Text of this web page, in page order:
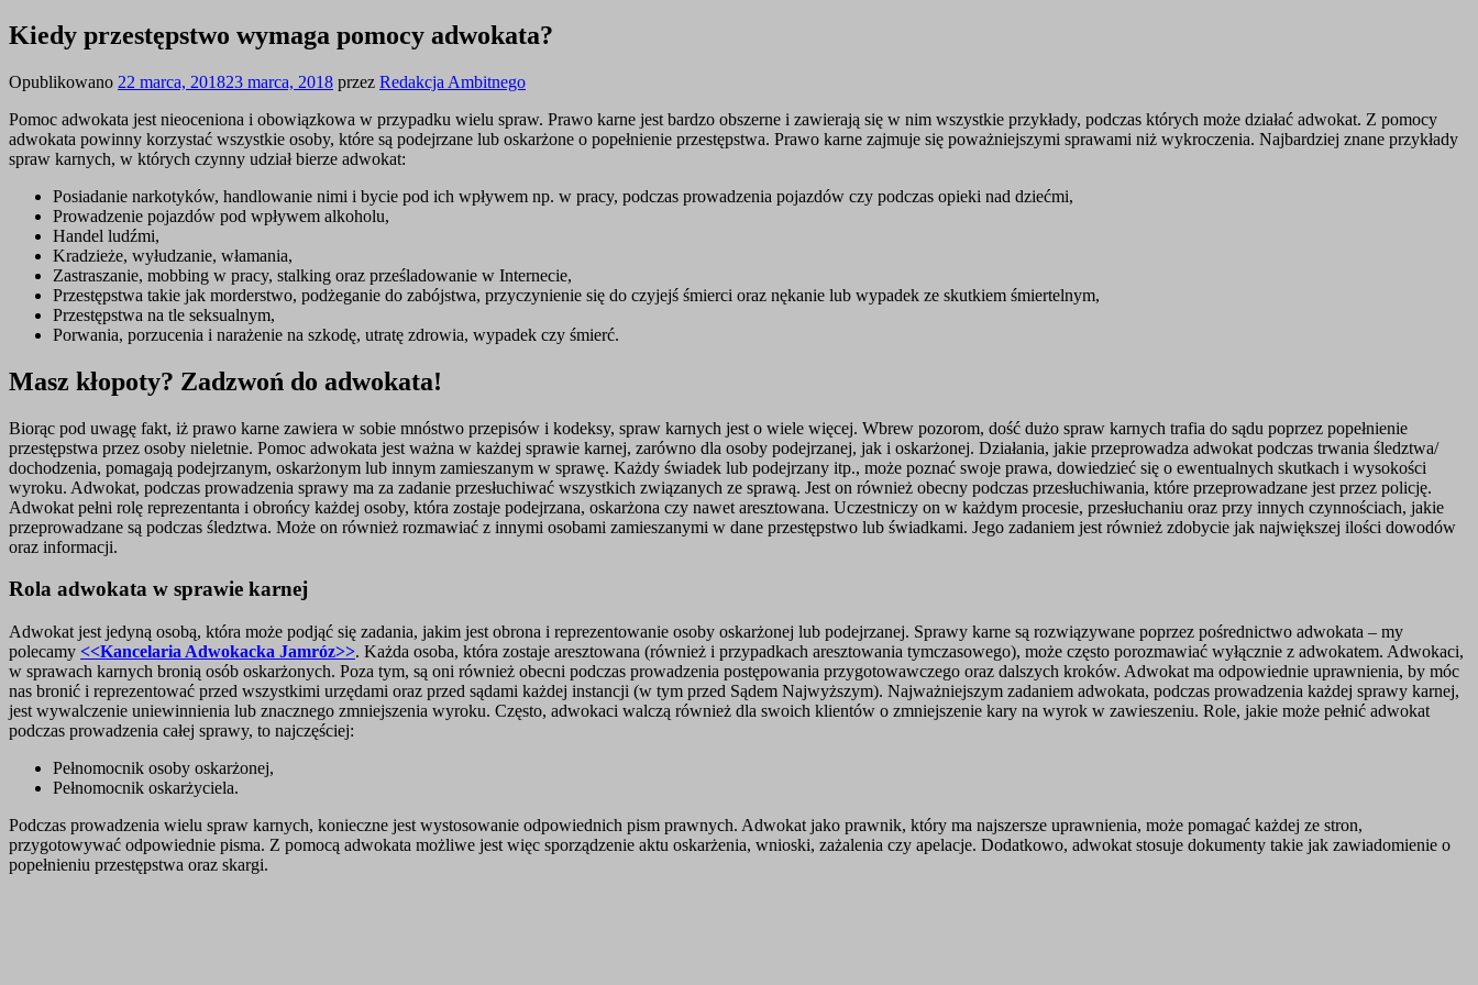
Kiedy przestępstwo wymaga pomocy adwokata?
Opublikowano 22 marca, 201823 marca, 2018 przez Redakcja Ambitnego
Pomoc adwokata jest nieoceniona i obowiązkowa w przypadku wielu spraw. Prawo karne jest bardzo obszerne i zawierają się w nim wszystkie przykłady, podczas których może działać adwokat. Z pomocy
adwokata powinny korzystać wszystkie osoby, które są podejrzane lub oskarżone o popełnienie przestępstwa. Prawo karne zajmuje się poważniejszymi sprawami niż wykroczenia. Najbardziej znane przykłady
spraw karnych, w których czynny udział bierze adwokat:
Posiadanie narkotyków, handlowanie nimi i bycie pod ich wpływem np. w pracy, podczas prowadzenia pojazdów czy podczas opieki nad dziećmi,
Prowadzenie pojazdów pod wpływem alkoholu,
Handel ludźmi,
Kradzieże, wyłudzanie, włamania,
Zastraszanie, mobbing w pracy, stalking oraz prześladowanie w Internecie,
Przestępstwa takie jak morderstwo, podżeganie do zabójstwa, przyczynienie się do czyjejś śmierci oraz nękanie lub wypadek ze skutkiem śmiertelnym,
Przestępstwa na tle seksualnym,
Porwania, porzucenia i narażenie na szkodę, utratę zdrowia, wypadek czy śmierć.
Masz kłopoty? Zadzwoń do adwokata!
Biorąc pod uwagę fakt, iż prawo karne zawiera w sobie mnóstwo przepisów i kodeksy, spraw karnych jest o wiele więcej. Wbrew pozorom, dość dużo spraw karnych trafia do sądu poprzez popełnienie
przestępstwa przez osoby nieletnie. Pomoc adwokata jest ważna w każdej sprawie karnej, zarówno dla osoby podejrzanej, jak i oskarżonej. Działania, jakie przeprowadza adwokat podczas trwania śledztwa/
dochodzenia, pomagają podejrzanym, oskarżonym lub innym zamieszanym w sprawę. Każdy świadek lub podejrzany itp., może poznać swoje prawa, dowiedzieć się o ewentualnych skutkach i wysokości
wyroku. Adwokat, podczas prowadzenia sprawy ma za zadanie przesłuchiwać wszystkich związanych ze sprawą. Jest on również obecny podczas przesłuchiwania, które przeprowadzane jest przez policję.
Adwokat pełni rolę reprezentanta i obrońcy każdej osoby, która zostaje podejrzana, oskarżona czy nawet aresztowana. Uczestniczy on w każdym procesie, przesłuchaniu oraz przy innych czynnościach, jakie
przeprowadzane są podczas śledztwa. Może on również rozmawiać z innymi osobami zamieszanymi w dane przestępstwo lub świadkami. Jego zadaniem jest również zdobycie jak największej ilości dowodów
oraz informacji.
Rola adwokata w sprawie karnej
Adwokat jest jedyną osobą, która może podjąć się zadania, jakim jest obrona i reprezentowanie osoby oskarżonej lub podejrzanej. Sprawy karne są rozwiązywane poprzez pośrednictwo adwokata – my
polecamy <<Kancelaria Adwokacka Jamróz>>. Każda osoba, która zostaje aresztowana (również i przypadkach aresztowania tymczasowego), może często porozmawiać wyłącznie z adwokatem. Adwokaci,
w sprawach karnych bronią osób oskarżonych. Poza tym, są oni również obecni podczas prowadzenia postępowania przygotowawczego oraz dalszych kroków. Adwokat ma odpowiednie uprawnienia, by móc
nas bronić i reprezentować przed wszystkimi urzędami oraz przed sądami każdej instancji (w tym przed Sądem Najwyższym). Najważniejszym zadaniem adwokata, podczas prowadzenia każdej sprawy karnej,
jest wywalczenie uniewinnienia lub znacznego zmniejszenia wyroku. Często, adwokaci walczą również dla swoich klientów o zmniejszenie kary na wyrok w zawieszeniu. Role, jakie może pełnić adwokat
podczas prowadzenia całej sprawy, to najczęściej:
Pełnomocnik osoby oskarżonej,
Pełnomocnik oskarżyciela.
Podczas prowadzenia wielu spraw karnych, konieczne jest wystosowanie odpowiednich pism prawnych. Adwokat jako prawnik, który ma najszersze uprawnienia, może pomagać każdej ze stron,
przygotowywać odpowiednie pisma. Z pomocą adwokata możliwe jest więc sporządzenie aktu oskarżenia, wnioski, zażalenia czy apelacje. Dodatkowo, adwokat stosuje dokumenty takie jak zawiadomienie o
popełnieniu przestępstwa oraz skargi.